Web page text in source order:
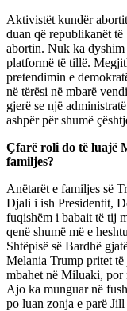
Aktivistët kundër
duan që republikanët
abortin. Nuk ka
platformë të tillë.
pretendimin e
në tërësi në mbarë
gjerë se një
ashpër për shumë
Çfarë roli do të luajë
familjes?
Anëtarët e familjes së
Djali i ish Presidentit,
fuqishëm i babait të tij
qenë shumë më e
Shtëpisë së Bardhë
Melania Trump pritet të
mbahet në Miluaki, por
Ajo ka munguar në
po luan zonja e parë